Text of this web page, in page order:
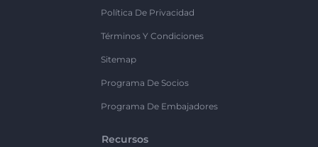
Política De Privacidad
Términos Y Condiciones
Sitemap
Programa De Socios
Programa De Embajadores
Recursos